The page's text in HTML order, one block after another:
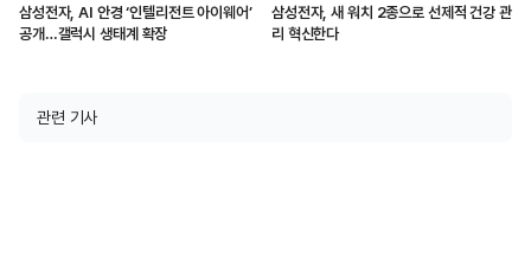
삼성전자, AI 안경 ‘인텔리전트 아이웨어’
공개…갤럭시 생태계 확장
삼성전자, 새 워치 2종으로 선제적 건강 관
리 혁신한다
관련 기사